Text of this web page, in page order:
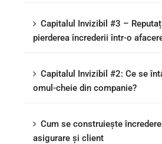
Capitalul Invizibil #3 –
pierderea încrederii într-o
Capitalul Invizibil #2: Ce se
omul-cheie din companie?
Cum se construiește
asigurare și client